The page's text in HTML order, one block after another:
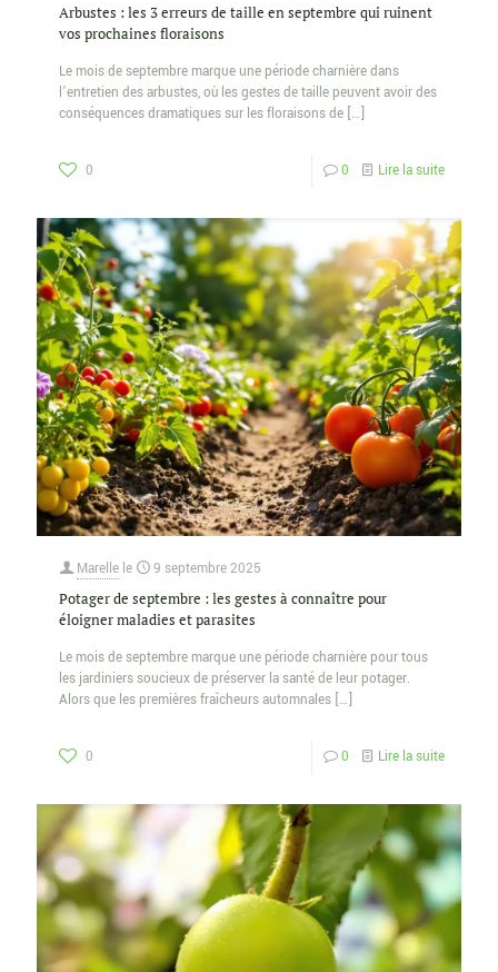
Arbustes : les 3 erreurs de taille en septembre qui ruinent
vos prochaines floraisons
Le mois de septembre marque une période charnière dans
l’entretien des arbustes, où les gestes de taille peuvent avoir des
conséquences dramatiques sur les floraisons de […]
0 0 Lire la suite
Marelle le 9 septembre 2025
Potager de septembre : les gestes à connaître pour
éloigner maladies et parasites
Le mois de septembre marque une période charnière pour tous
les jardiniers soucieux de préserver la santé de leur potager.
Alors que les premières fraîcheurs automnales […]
0 0 Lire la suite